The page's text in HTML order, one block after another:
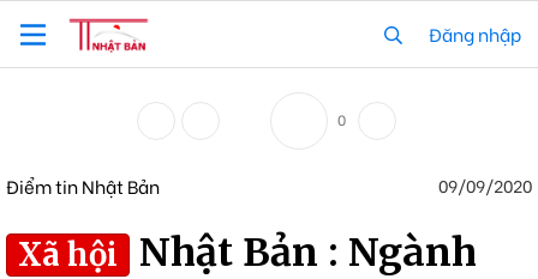
Đăng nhập
0
Điểm tin Nhật Bản 09/09/2020
Xã hội
Nhật Bản : Ngành